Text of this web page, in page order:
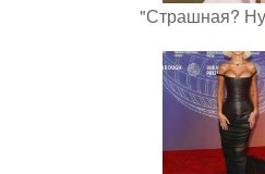
"Страшная?